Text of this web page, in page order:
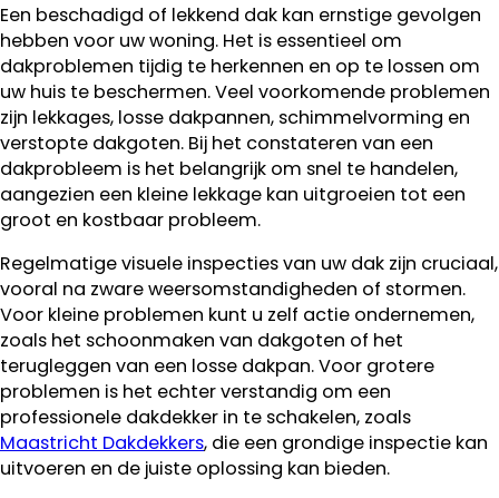
Een beschadigd of lekkend dak kan ernstige gevolgen
hebben voor uw woning. Het is essentieel om
dakproblemen tijdig te herkennen en op te lossen om
uw huis te beschermen. Veel voorkomende problemen
zijn lekkages, losse dakpannen, schimmelvorming en
verstopte dakgoten. Bij het constateren van een
dakprobleem is het belangrijk om snel te handelen,
aangezien een kleine lekkage kan uitgroeien tot een
groot en kostbaar probleem.
Regelmatige visuele inspecties van uw dak zijn cruciaal,
vooral na zware weersomstandigheden of stormen.
Voor kleine problemen kunt u zelf actie ondernemen,
zoals het schoonmaken van dakgoten of het
terugleggen van een losse dakpan. Voor grotere
problemen is het echter verstandig om een
professionele dakdekker in te schakelen, zoals
Maastricht Dakdekkers, die een grondige inspectie kan
uitvoeren en de juiste oplossing kan bieden.